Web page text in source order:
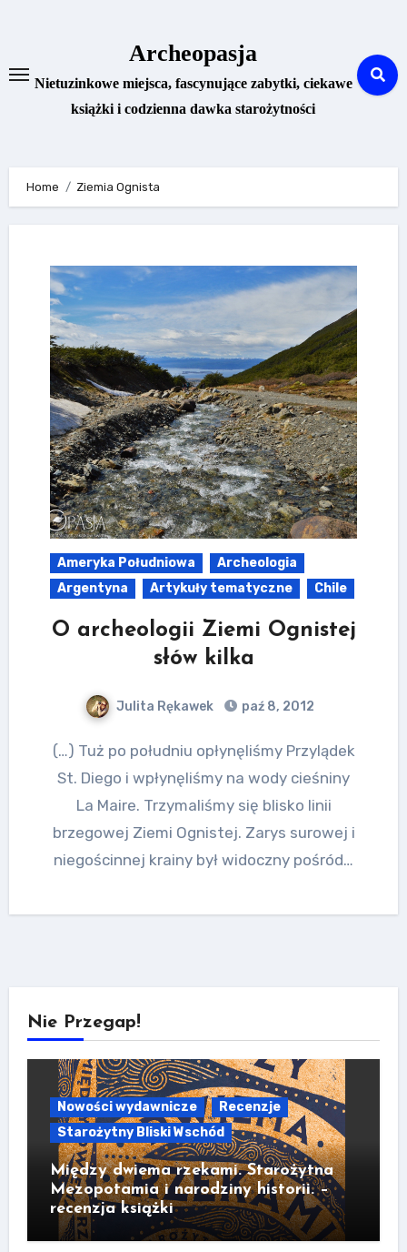
Archeopasja
Nietuzinkowe miejsca, fascynujące zabytki, ciekawe
książki i codzienna dawka starożytności
Home Ziemia Ognista
Ameryka Południowa
Archeologia
Argentyna
Artykuły tematyczne Chile
O archeologii Ziemi Ognistej
słów kilka
Julita Rękawek paź 8, 2012
(…) Tuż po południu opłynęliśmy Przylądek
St. Diego i wpłynęliśmy na wody cieśniny
La Maire. Trzymaliśmy się blisko linii
brzegowej Ziemi Ognistej. Zarys surowej i
niegościnnej krainy był widoczny pośród…
Nie Przegap!
Nowości wydawnicze
Recenzje
Starożytny Bliski Wschód
Między dwiema rzekami. Starożytna
Mezopotamia i narodziny historii. –
recenzja książki